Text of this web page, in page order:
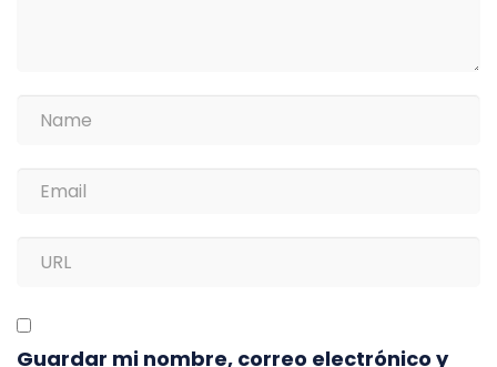
Guardar mi nombre, correo electrónico y